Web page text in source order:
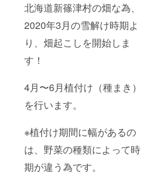
北海道新篠津村の畑な為、
2020年3月の雪解け時期よ
り、畑起こしを開始しま
す！
4月〜6月植付け（種まき）
を行います。
※植付け期間に幅があるの
は、野菜の種類によって時
期が違う為です。